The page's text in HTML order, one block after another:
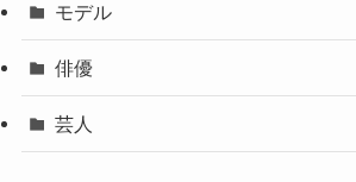
モデル
俳優
芸人